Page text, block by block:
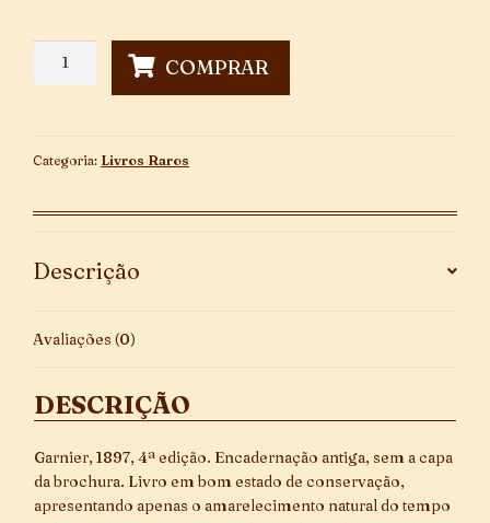
COMPRAR
Categoria: Livros Raros
Descrição
Avaliações (0)
DESCRIÇÃO
Garnier, 1897, 4ª edição. Encadernação antiga, sem a capa
da brochura. Livro em bom estado de conservação,
apresentando apenas o amarelecimento natural do tempo